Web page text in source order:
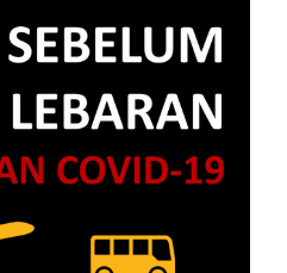
Penduduk
Lebaran dan
19